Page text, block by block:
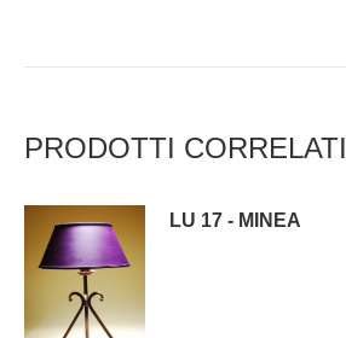
PRODOTTI CORRELATI
LU 17 - MINEA